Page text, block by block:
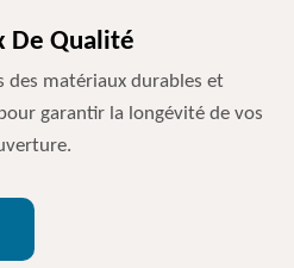
De Qualité
des matériaux durables et
garantir la longévité de vos